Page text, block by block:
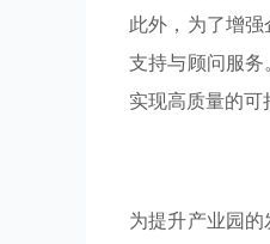
此外，为了增
支持与顾问服
实现高质量的可
为提升产业园